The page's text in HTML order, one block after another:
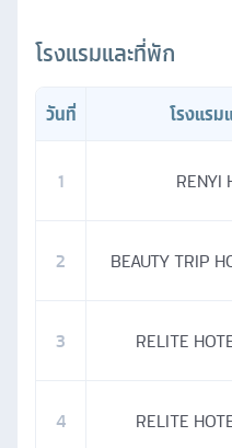
โรงแรมและที่พัก
วันที่ โรงแรม
1 RENYI
2 BEAUTY TRIP
3 RELITE
4 RELITE